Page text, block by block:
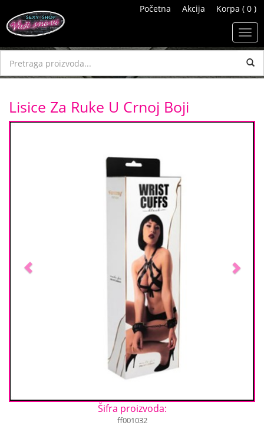
Početna Akcija Korpa ( 0 )
Lisice Za Ruke U Crnoj Boji
Šifra proizvoda:
ff001032